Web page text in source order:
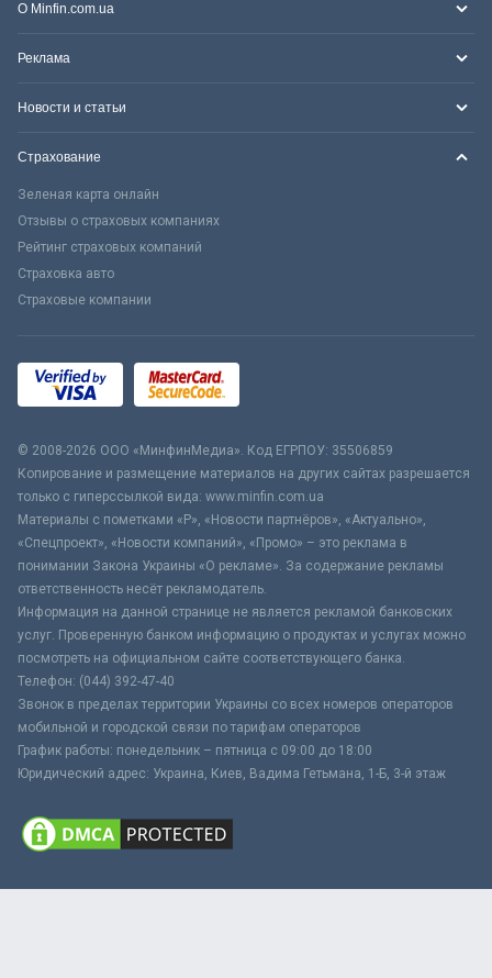
О Minfin.com.ua
Реклама
Новости и статьи
Страхование
Зеленая карта онлайн
Отзывы о страховых компаниях
Рейтинг страховых компаний
Страховка авто
Страховые компании
© 2008-2026 ООО «МинфинМедиа». Код ЕГРПОУ: 35506859
Копирование и размещение материалов на других сайтах разрешается
только с гиперссылкой вида: www.minfin.com.ua
Материалы с пометками «Р», «Новости партнёров», «Актуально»,
«Спецпроект», «Новости компаний», «Промо» – это реклама в
понимании Закона Украины «О рекламе». За содержание рекламы
ответственность несёт рекламодатель.
Информация на данной странице не является рекламой банковских
услуг. Проверенную банком информацию о продуктах и услугах можно
посмотреть на официальном сайте соответствующего банка.
Телефон: (044) 392-47-40
Звонок в пределах территории Украины со всех номеров операторов
мобильной и городской связи по тарифам операторов
График работы: понедельник – пятница с 09:00 до 18:00
Юридический адрес: Украина, Киев, Вадима Гетьмана, 1-Б, 3-й этаж